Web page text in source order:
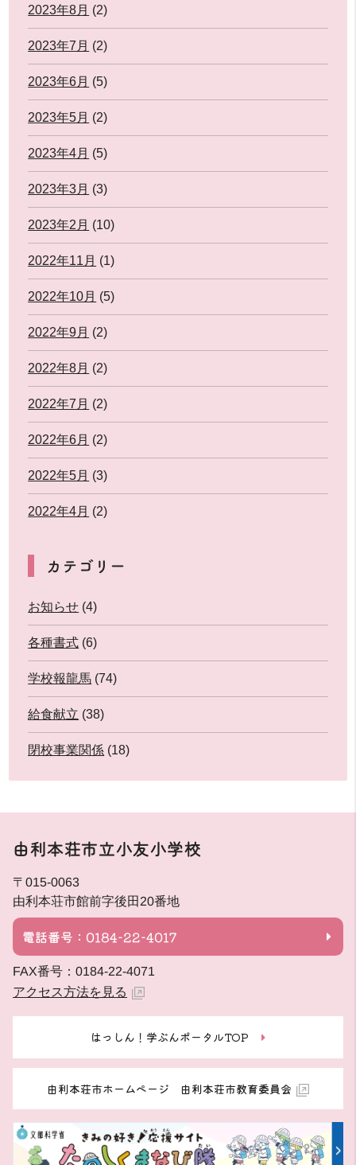
2023年8月 (2)
2023年7月 (2)
2023年6月 (5)
2023年5月 (2)
2023年4月 (5)
2023年3月 (3)
2023年2月 (10)
2022年11月 (1)
2022年10月 (5)
2022年9月 (2)
2022年8月 (2)
2022年7月 (2)
2022年6月 (2)
2022年5月 (3)
2022年4月 (2)
カテゴリー
お知らせ (4)
各種書式 (6)
学校報龍馬 (74)
給食献立 (38)
閉校事業関係 (18)
由利本荘市立小友小学校
〒015-0063
由利本荘市館前字後田20番地
電話番号：0184-22-4017
FAX番号：0184-22-4071
アクセス方法を見る
はっしん！学ぶんポータルTOP
由利本荘市ホームページ 由利本荘市教育委員会